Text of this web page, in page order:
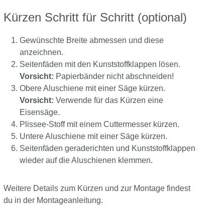
Kürzen Schritt für Schritt (optional)
Gewünschte Breite abmessen und diese
anzeichnen.
Seitenfäden mit den Kunststoffklappen lösen.
Vorsicht: Papierbänder nicht abschneiden!
Obere Aluschiene mit einer Säge kürzen.
Vorsicht: Verwende für das Kürzen eine
Eisensäge.
Plissee-Stoff mit einem Cuttermesser kürzen.
Untere Aluschiene mit einer Säge kürzen.
Seitenfäden geraderichten und Kunststoffklappen
wieder auf die Aluschienen klemmen.
Weitere Details zum Kürzen und zur Montage findest
du in der Montageanleitung.